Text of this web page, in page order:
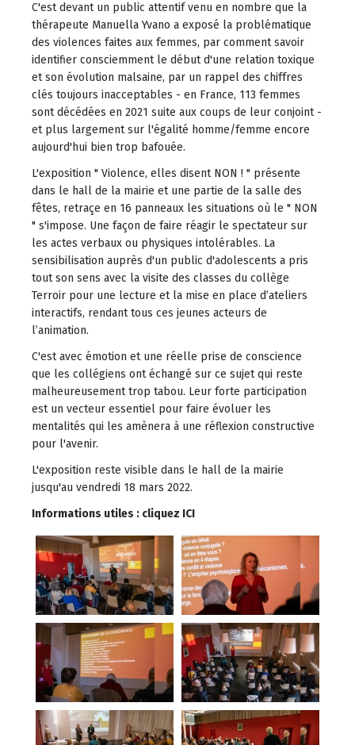
C'est devant un public attentif venu en nombre que la
thérapeute Manuella Yvano a exposé la problématique
des violences faites aux femmes, par comment savoir
identifier consciemment le début d'une relation toxique
et son évolution malsaine, par un rappel des chiffres
clés toujours inacceptables - en France, 113 femmes
sont décédées en 2021 suite aux coups de leur conjoint -
et plus largement sur l'égalité homme/femme encore
aujourd'hui bien trop bafouée.
L'exposition " Violence, elles disent NON ! " présente
dans le hall de la mairie et une partie de la salle des
fêtes, retraçe en 16 panneaux les situations où le " NON
" s'impose. Une façon de faire réagir le spectateur sur
les actes verbaux ou physiques intolérables. La
sensibilisation auprès d'un public d'adolescents a pris
tout son sens avec la visite des classes du collège
Terroir pour une lecture et la mise en place d’ateliers
interactifs, rendant tous ces jeunes acteurs de
l’animation.
C'est avec émotion et une réelle prise de conscience
que les collégiens ont échangé sur ce sujet qui reste
malheureusement trop tabou. Leur forte participation
est un vecteur essentiel pour faire évoluer les
mentalités qui les amènera à une réflexion constructive
pour l'avenir.
L'exposition reste visible dans le hall de la mairie
jusqu'au vendredi 18 mars 2022.
Informations utiles : cliquez ICI